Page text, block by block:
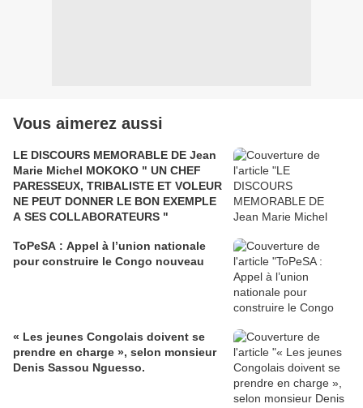
Vous aimerez aussi
LE DISCOURS MEMORABLE DE Jean
Marie Michel MOKOKO " UN CHEF
PARESSEUX, TRIBALISTE ET VOLEUR
NE PEUT DONNER LE BON EXEMPLE
A SES COLLABORATEURS "
ToPeSA : Appel à l’union nationale
pour construire le Congo nouveau
« Les jeunes Congolais doivent se
prendre en charge », selon monsieur
Denis Sassou Nguesso.